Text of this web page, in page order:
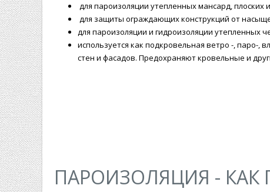
для пароизоляции утепленных мансард,
для защиты ограждающих конструкций от
для пароизоляции и гидроизоляции
используется как подкровельная ветро -, паро-,
стен и фасадов. Предохраняют кровельные и
ПАРОИЗОЛЯЦИЯ -